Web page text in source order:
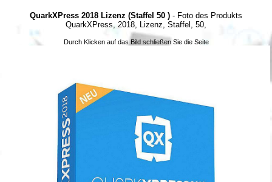
QuarkXPress 2018 Lizenz (Staffel 50 ) - Foto des Produkts
QuarkXPress, 2018, Lizenz, Staffel, 50,
Durch Klicken auf das Bild schließen Sie die Seite